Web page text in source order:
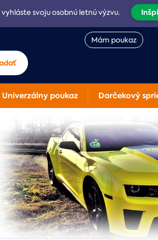
svoju osobnú letnú výzvu.
Mám poukaz
Univerzálny poukaz Darčekový